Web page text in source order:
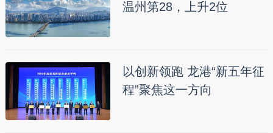
温州第28，上升2位
以创新领跑 龙港“新五年征
程”聚焦这一方向